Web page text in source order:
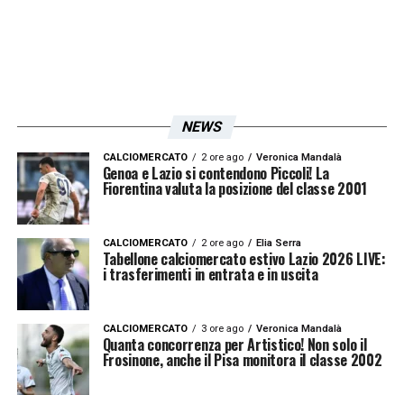
NEWS
CALCIOMERCATO 2 ore ago Veronica Mandalà
Genoa e Lazio si contendono Piccoli! La
Fiorentina valuta la posizione del classe 2001
CALCIOMERCATO 2 ore ago Elia Serra
Tabellone calciomercato estivo Lazio 2026 LIVE:
i trasferimenti in entrata e in uscita
CALCIOMERCATO 3 ore ago Veronica Mandalà
Quanta concorrenza per Artistico! Non solo il
Frosinone, anche il Pisa monitora il classe 2002